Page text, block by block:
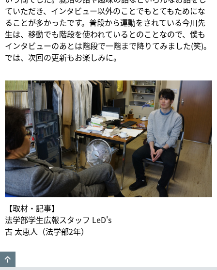
ていただき、インタビュー以外のことでもとてもためにな
ることが多かったです。普段から運動をされている今川先
生は、移動でも階段を使われているとのことなので、僕も
インタビューのあとは階段で一階まで降りてみました(笑)。
では、次回の更新もお楽しみに。
【取材・記事】
法学部学生広報スタッフ LeD's
古 太恵人（法学部2年）